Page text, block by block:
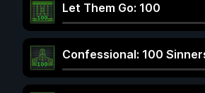
Let Them Go: 100
Confessional: 100